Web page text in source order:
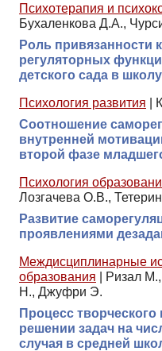
Психотерапия и
Бухаленкова Д.А.,
Роль привязанности
регуляторных
детского сада в школу
Психология развития
Соотношение
внутренней
второй фазе
Психология
Лозгачева О.В.,
Развитие
проявлениями
Междисциплинарные
образования
Ризал
Н., Джуфри Э.
Процесс
решении задач на
случая в средней